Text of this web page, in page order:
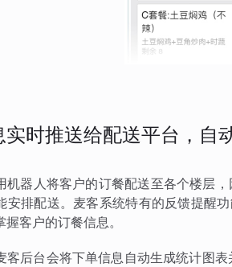
实时推送给配送平台，自
机器人将客户的订餐配送至各个楼层
安排配送。麦客系统特有的反馈提醒
客户的订餐信息。
客后台会将下单信息自动生成统计图